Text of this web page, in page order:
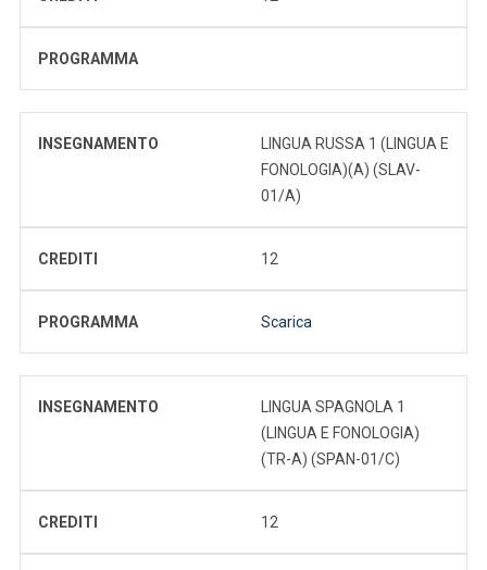
PROGRAMMA
INSEGNAMENTO
LINGUA RUSSA 1 (LINGUA E
FONOLOGIA)(A) (SLAV-
01/A)
CREDITI 12
PROGRAMMA Scarica
INSEGNAMENTO
LINGUA SPAGNOLA 1
(LINGUA E FONOLOGIA)
(TR-A) (SPAN-01/C)
CREDITI 12